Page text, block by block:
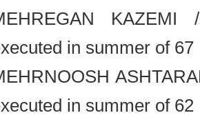
MEHREGAN
executed in summer of
MEHRNOOSH
executed in summer of